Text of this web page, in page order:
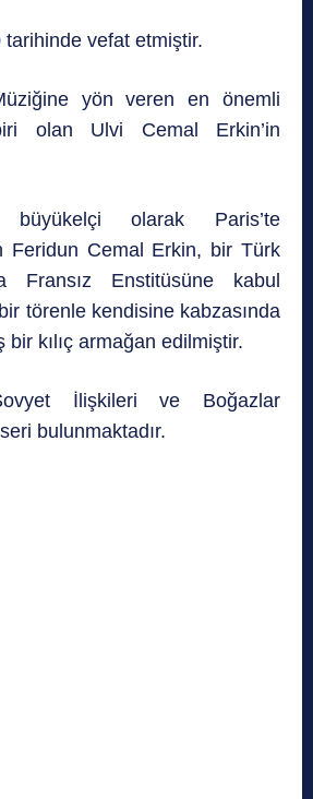
vefat etmiştir.
yön veren en önemli
olan Ulvi Cemal Erkin’in
büyükelçi olarak Paris’te
Feridun Cemal Erkin, bir Türk
Enstitüsüne kabul
törenle kendisine kabzasında
bir kılıç armağan edilmiştir.
İlişkileri ve Boğazlar
bulunmaktadır.